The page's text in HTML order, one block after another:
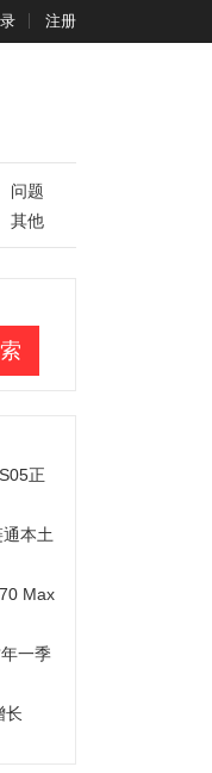
注册
问题
其他
正
本土
Max
一季
长